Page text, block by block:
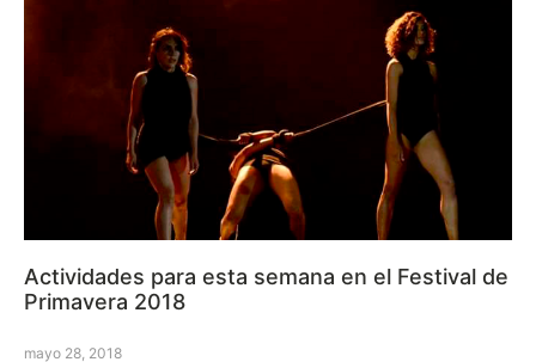
Actividades para esta semana en el Festival de
Primavera 2018
mayo 28, 2018